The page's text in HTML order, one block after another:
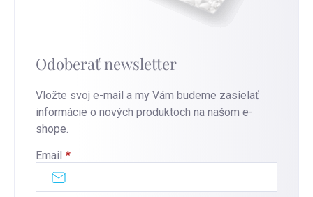
Odoberať newsletter
Vložte svoj e-mail a my Vám budeme zasielať
informácie o nových produktoch na našom e-
shope.
Email